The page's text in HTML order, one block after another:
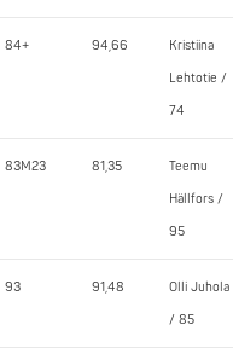
84+ 94,66 Kristiina
Lehtotie /
74
83M23 81,35 Teemu
Hällfors /
95
93 91,48 Olli Juhola
/ 85